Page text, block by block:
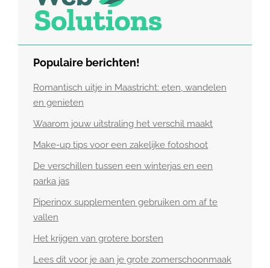
Populaire berichten!
Romantisch uitje in Maastricht: eten, wandelen
en genieten
Waarom jouw uitstraling het verschil maakt
Make-up tips voor een zakelijke fotoshoot
De verschillen tussen een winterjas en een
parka jas
Piperinox supplementen gebruiken om af te
vallen
Het krijgen van grotere borsten
Lees dit voor je aan je grote zomerschoonmaak